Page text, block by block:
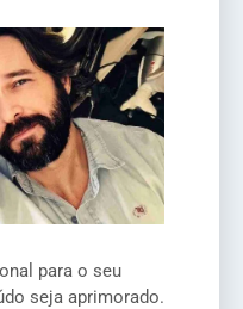
para o seu
seja aprimorado.